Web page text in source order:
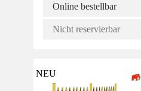
Online bestellbar
Nicht reservierbar
NEU